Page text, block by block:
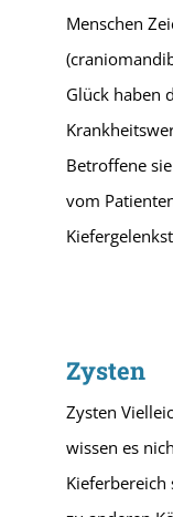
Menschen
Glück haben
Betroffene
vom
Zysten
Zysten
wissen es
Kieferbereich